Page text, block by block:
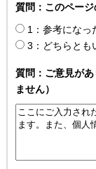
質問：このペー
1：参考になっ
3：どちらとも
質問：ご意見が
ません）